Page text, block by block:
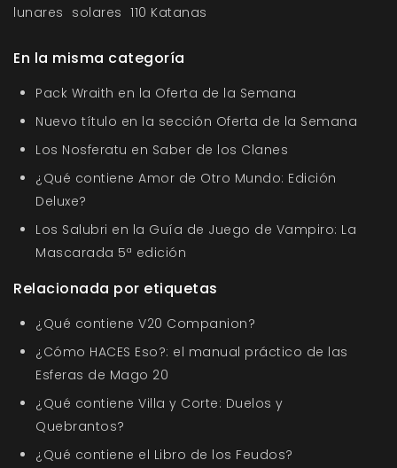
lunares solares 110 Katanas
En la misma categoría
Pack Wraith en la Oferta de la Semana
Nuevo título en la sección Oferta de la Semana
Los Nosferatu en Saber de los Clanes
¿Qué contiene Amor de Otro Mundo: Edición
Deluxe?
Los Salubri en la Guía de Juego de Vampiro: La
Mascarada 5ª edición
Relacionada por etiquetas
¿Qué contiene V20 Companion?
¿Cómo HACES Eso?: el manual práctico de las
Esferas de Mago 20
¿Qué contiene Villa y Corte: Duelos y
Quebrantos?
¿Qué contiene el Libro de los Feudos?